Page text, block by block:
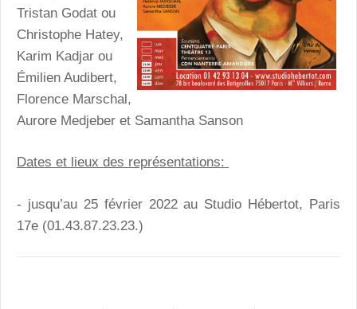
Tristan Godat ou
Christophe Hatey,
Karim Kadjar ou
Émilien Audibert,
Florence Marschal,
Aurore Medjeber et Samantha Sanson
Dates et lieux des représentations:
- jusqu’au 25 février 2022 au Studio Hébertot, Paris
17e (01.43.87.23.23.)